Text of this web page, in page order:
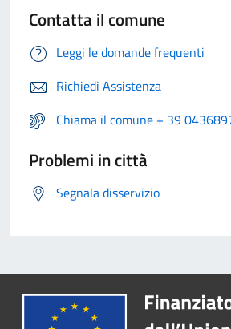
Contatta il comune
Leggi le domande frequenti
Richiedi Assistenza
Chiama il comune + 39
Problemi in città
Segnala disservizio